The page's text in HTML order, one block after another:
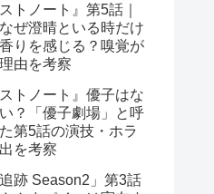
ストノート』第5話｜
ぜ澄晴といる時だけ
りを感じる？嗅覚が
由を考察
ストノート』優子はな
？「優子劇場」と呼
第5話の演技・ホラ
を考察
追跡 Season2」第3話